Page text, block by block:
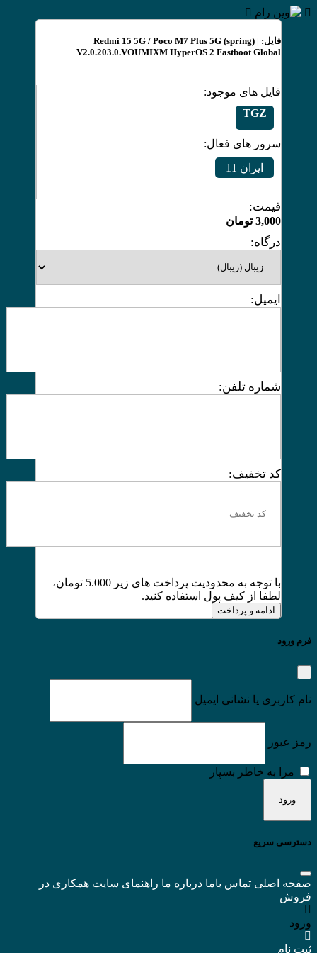
فایل: Redmi 15 5G / Poco M7 Plus 5G (spring) |
V2.0.203.0.VOUMIXM HyperOS 2 Fastboot Global
فایل های موجود:
TGZ
سرور های فعال:
ایران 11
قیمت:
3,000 تومان
درگاه:
ایمیل:
شماره تلفن:
کد تخفیف:
با توجه به محدودیت پرداخت های زیر 5.000 تومان،
لطفا از کیف پول استفاده کنید.
ادامه و پرداخت
فرم ورود
نام کاربری یا نشانی ایمیل
رمز عبور
مرا به خاطر بسپار
دسترسی سریع
صفحه اصلی تماس باما درباره ما راهنمای سایت همکاری در
فروش
ورود
ثبت نام